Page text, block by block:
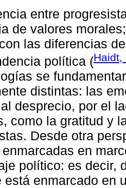
entre
de valores
las diferencias
política (Haidt,
se
distintas: las
desprecio, por el
como la gratitud y
Desde otra
en
político: es decir,
está enmarcado en